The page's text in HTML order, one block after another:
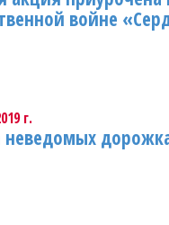
войне
г.
неведомых